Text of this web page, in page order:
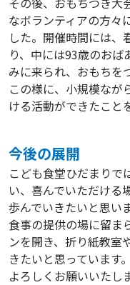
なボランティアの方々
した。開催時間には、
り、中には93歳のお
みに来られ、おもちを
この様に、小規模なが
ける活動ができたこと
今後の展開
こども食堂ひだまりで
い、喜んでいただける
歩んでいきたいと思いま
食事の提供の場に留ま
ンを開き、折り紙教室
きたいと思っています
よろしくお願いいたし